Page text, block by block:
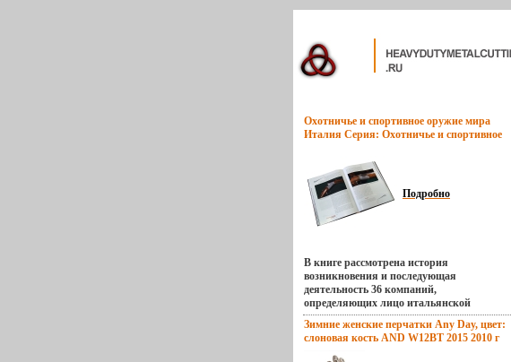
Охотничье и спортивное оружие мира
Италия Серия: Охотничье и спортивное
Подробно
В книге рассмотрена история
возникновения и последующая
деятельность 36 компаний,
определяющих лицо итальянской
оружейной промышленности Приведены
сведения о всех без исключения
производимых моделях, которые
бъллзпостепенно завоевывают
Зимние женские перчатки Any Day, цвет:
слоновая кость AND W12BT 2015 2010 г